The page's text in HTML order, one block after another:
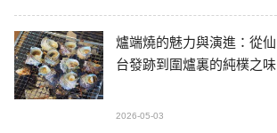
爐端燒的魅力與演進：從仙
台發跡到圍爐裏的純樸之味
2026-05-03